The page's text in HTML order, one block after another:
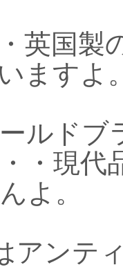
英国製
ますよ
ルドブ
・現
よ。
アンテ